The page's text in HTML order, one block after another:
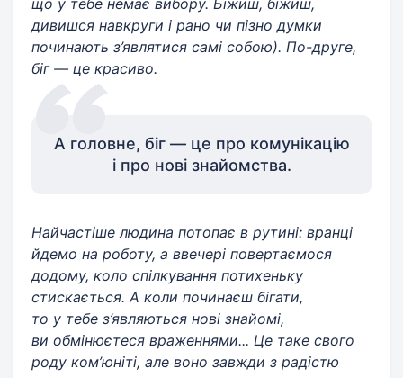
дивишся навкруги і рано чи пізно думки
починають з’являтися самі собою). По-друге,
біг — це красиво.
А головне, біг — це про комунікацію
і про нові знайомства.
Найчастіше людина потопає в рутині: вранці
йдемо на роботу, а ввечері повертаємося
додому, коло спілкування потихеньку
стискається. А коли починаєш бігати,
то у тебе з’являються нові знайомі,
ви обмінюєтеся враженнями... Це таке свого
роду ком’юніті, але воно завжди з радістю